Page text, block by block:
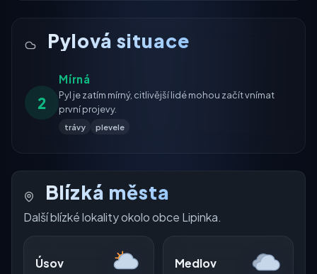
Pylová situace
2
Mírná
Pyl je zatím mírný, citlivější lidé mohou začít vnímat
první projevy.
trávy plevele
Blízká města
Další blízké lokality okolo obce Lipinka.
Úsov Medlov